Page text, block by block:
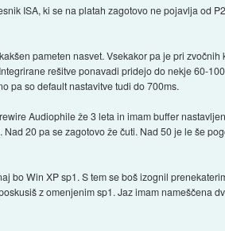
ISA, ki se na platah zagotovo ne pojavlja od
pameten nasvet. Vsekakor pa je pri
rešitve ponavadi pridejo do nekje 60-
pa so default nastavitve tudi do 700ms.
Audiophile že 3 leta in imam buffer
20 pa se zagotovo že čuti. Nad 50 je le še
bo Win XP sp1. S tem se boš izognil
z omenjenim sp1. Jaz imam nameščena